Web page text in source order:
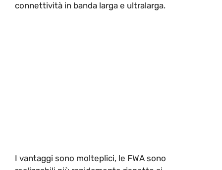
connettività in banda larga e ultralarga.
I vantaggi sono molteplici, le FWA sono